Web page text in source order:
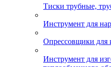
Тиски трубные,
Инструмент для
Опрессовщики для
Инструмент для